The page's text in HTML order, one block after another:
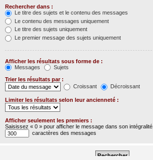
Rechercher dans :
Le titre des sujets et le contenu des messages
Le contenu des messages uniquement
Le titre des sujets uniquement
Le premier message des sujets uniquement
Afficher les résultats sous forme de :
Messages
Sujets
Trier les résultats par :
Croissant
Décroissant
Limiter les résultats selon leur ancienneté :
Afficher seulement les premiers :
Saisissez « 0 » pour afficher le message dans son intégralité.
caractères des messages